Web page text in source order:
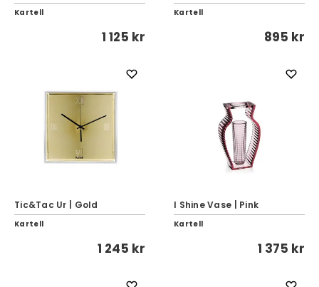
Kartell
1 125 kr
Kartell
895 kr
Tic&Tac Ur | Gold
Kartell
1 245 kr
I Shine Vase | Pink
Kartell
1 375 kr